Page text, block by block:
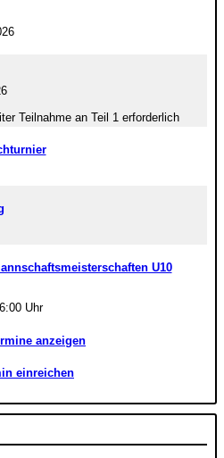
Teilnahme an Teil 1 erforderlich
U10
Uhr
anzeigen
einreichen